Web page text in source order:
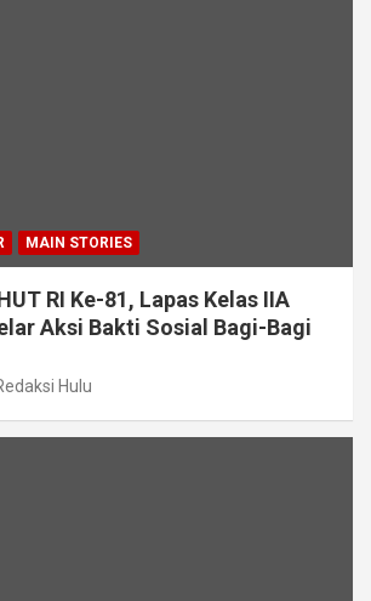
MAIN STORIES
RI Ke-81, Lapas Kelas IIA
Aksi Bakti Sosial Bagi-Bagi
Hulu